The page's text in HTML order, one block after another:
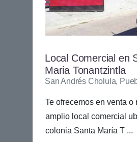
Local Comercial en
Maria Tonantzintla
San Andrés Cholula,
Te ofrecemos en venta o
amplio local comercial
colonia Santa María T ...